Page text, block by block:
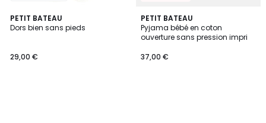
PETIT BATEAU
Dors bien sans pieds
29,00 €
PETIT BATEAU
Pyjama bébé en coton
ouverture sans pression impri
37,00 €